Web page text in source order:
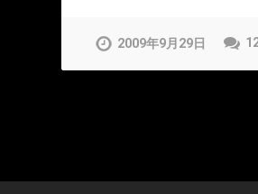
2009年9月29日